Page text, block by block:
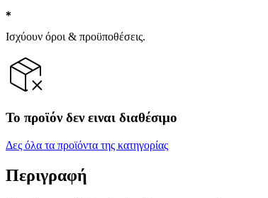
Ισχύουν όροι & προϋποθέσεις.
Το προϊόν δεν ειναι διαθέσιμο
Δες όλα τα προϊόντα της κατηγορίας
Περιγραφή